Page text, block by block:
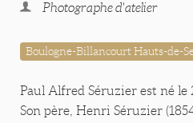
Photographe d'atelier
Boulogne-Billancourt Hauts-de-
Paul Alfred Séruzier est né le
Son père, Henri Séruzier